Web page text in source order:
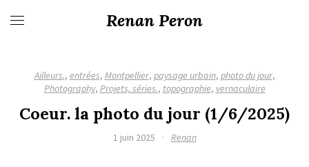
Renan Peron
Ailleurs., entrées, Montpellier, paysage urbain, photo du jour,
Photography, Projets, séries., topographie, vernaculaire
Coeur. la photo du jour (1/6/2025)
1 juin 2025 · Renan